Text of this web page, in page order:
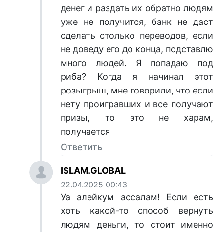
денег и раздать их обратно людям
уже не получится, банк не даст
сделать столько переводов, если
не доведу его до конца, подставлю
много людей. Я попадаю под
риба? Когда я начинал этот
розыгрыш, мне говорили, что если
нету проигравших и все получают
призы, то это не харам,
получается
Ответить
ISLAM.GLOBAL
22.04.2025 00:43
Уа алейкум ассалам! Если есть
хоть какой-то способ вернуть
людям деньги, то стоит именно